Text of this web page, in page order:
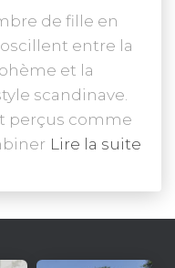
de fille en
entre la
et la
scandinave.
perçus comme
Lire la suite